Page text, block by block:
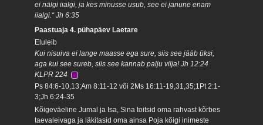
ei nälgi iialgi, ja kes minusse usub, see ei janune enam
iialgi.“ Jh 6:35
Paastuaja 4. pühapäev Laetare
Eluleib
Kui nisuiva ei lange maasse ega sure, siis see jääb üksi,
aga kui see sureb, siis see kannab palju vilja! Jh 12:24
KLPR 224
Ps 84:6-10,13;Am 8:11-12 või 2Ms 16:11-19,31,35;1Pt 2:1-
3;Jh 6:24-35
Kõigeväeline Jumal ja Isa, Sina toitsid oma rahvast kõrbes
taevaleivaga ja läkitasid oma ainsa Poja kõigi inimeste